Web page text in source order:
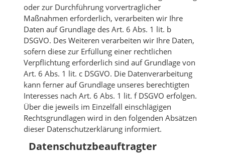
oder zur Durchführung vorvertraglicher
Maßnahmen erforderlich, verarbeiten wir Ihre
Daten auf Grundlage des Art. 6 Abs. 1 lit. b
DSGVO. Des Weiteren verarbeiten wir Ihre Daten,
sofern diese zur Erfüllung einer rechtlichen
Verpflichtung erforderlich sind auf Grundlage von
Art. 6 Abs. 1 lit. c DSGVO. Die Datenverarbeitung
kann ferner auf Grundlage unseres berechtigten
Interesses nach Art. 6 Abs. 1 lit. f DSGVO erfolgen.
Über die jeweils im Einzelfall einschlägigen
Rechtsgrundlagen wird in den folgenden Absätzen
dieser Datenschutzerklärung informiert.
Datenschutz­beauftragter